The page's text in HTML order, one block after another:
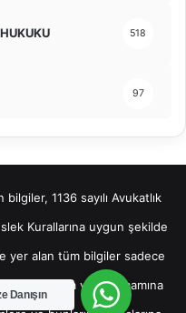
518
97
1136 sayılı Avukatlık
Kurallarına uygun şekilde
yer alan tüm bilgiler sadece
bir kısmına veya tamamına
Danışın